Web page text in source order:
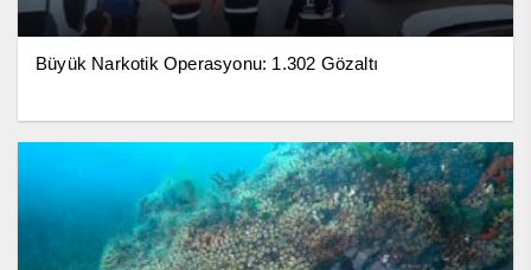
Büyük Narkotik Operasyonu: 1.302 Gözaltı